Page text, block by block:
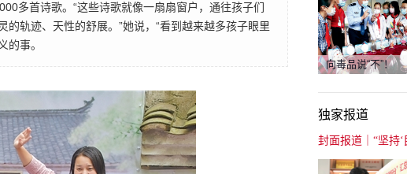
多首诗歌。“这些诗歌就像一扇扇窗户，通往孩子们
轨迹、天性的舒展。”她说，“看到越来越多孩子眼里
的事。
向毒品说“不”！
独家报道